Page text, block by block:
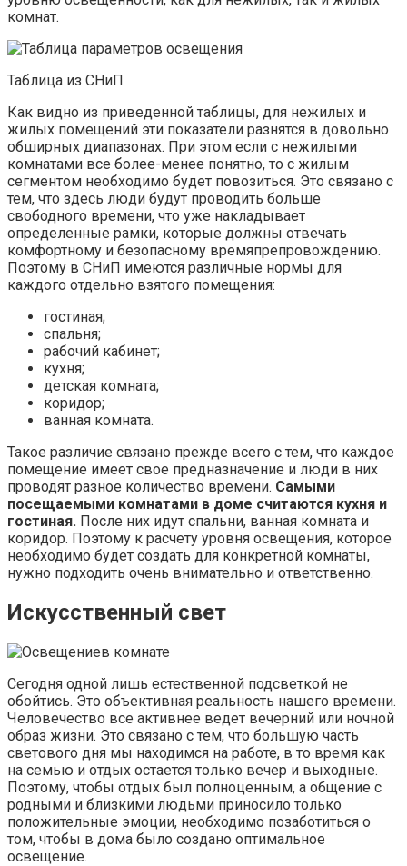
комнат.
Таблица из СНиП
Как видно из приведенной таблицы, для нежилых и
жилых помещений эти показатели разнятся в довольно
обширных диапазонах. При этом если с нежилыми
комнатами все более-менее понятно, то с жилым
сегментом необходимо будет повозиться. Это связано с
тем, что здесь люди будут проводить больше
свободного времени, что уже накладывает
определенные рамки, которые должны отвечать
комфортному и безопасному времяпрепровождению.
Поэтому в СНиП имеются различные нормы для
каждого отдельно взятого помещения:
гостиная;
спальня;
рабочий кабинет;
кухня;
детская комната;
коридор;
ванная комната.
Такое различие связано прежде всего с тем, что каждое
помещение имеет свое предназначение и люди в них
проводят разное количество времени. Самыми
посещаемыми комнатами в доме считаются кухня и
гостиная. После них идут спальни, ванная комната и
коридор. Поэтому к расчету уровня освещения, которое
необходимо будет создать для конкретной комнаты,
нужно подходить очень внимательно и ответственно.
Искусственный свет
Сегодня одной лишь естественной подсветкой не
обойтись. Это объективная реальность нашего времени.
Человечество все активнее ведет вечерний или ночной
образ жизни. Это связано с тем, что большую часть
светового дня мы находимся на работе, в то время как
на семью и отдых остается только вечер и выходные.
Поэтому, чтобы отдых был полноценным, а общение с
родными и близкими людьми приносило только
положительные эмоции, необходимо позаботиться о
том, чтобы в дома было создано оптимальное
освещение.